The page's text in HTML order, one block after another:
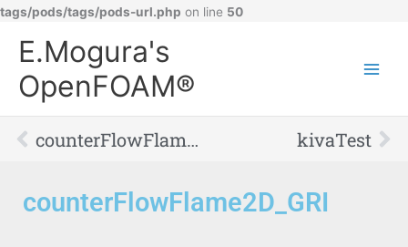
tags/pods/tags/pods-url.php on line 50
E.Mogura's
OpenFOAM®
Prev counterFlowFlame2DLTS_GRI_TDAC kivaTest
counterFlowFlame2D_GRI